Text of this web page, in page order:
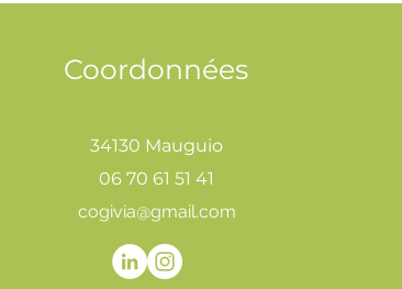
Coordonnées
34130 Mauguio
06 70 61 51 41
cogivia@gmail.com